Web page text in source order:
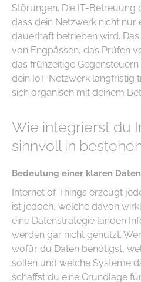
Störungen. Die IT-Betreuung
dass dein Netzwerk nicht nur
dauerhaft betrieben wird.
von Engpässen, das Prüfen
das frühzeitige
dein IoT-Netzwerk langfristig
sich organisch mit deinem
Wie integrierst du
sinnvoll in
Bedeutung einer klaren
Internet of Things erzeugt
ist jedoch, welche davon
eine Datenstrategie landen
werden gar nicht genutzt.
wofür du Daten benötigst,
sollen und welche Systeme
schaffst du eine Grundlage